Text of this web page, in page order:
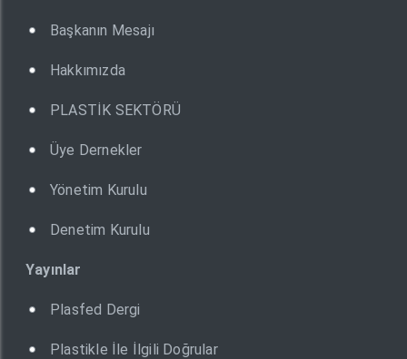
Başkanın Mesajı
Hakkımızda
PLASTİK SEKTÖRÜ
Üye Dernekler
Yönetim Kurulu
Denetim Kurulu
Yayınlar
Plasfed Dergi
Plastikle İle İlgili Doğrular